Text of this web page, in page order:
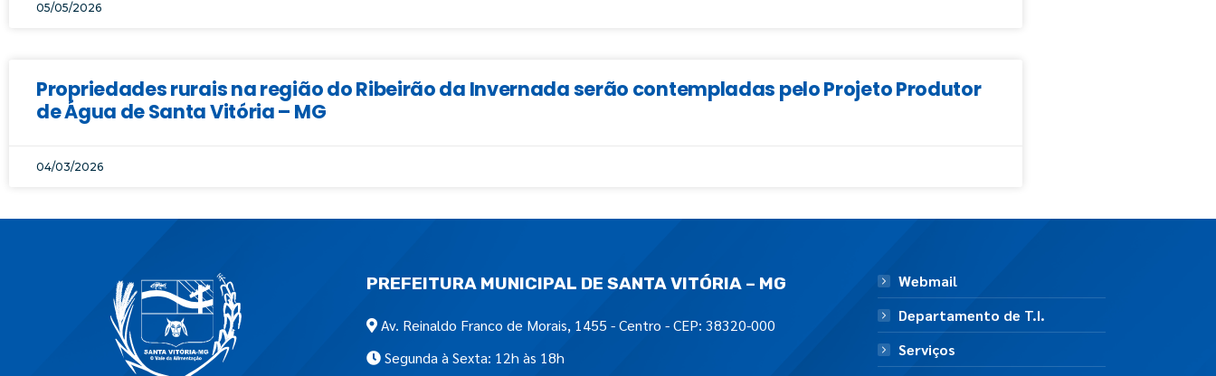
05/05/2026
Propriedades rurais na região do Ribeirão da Invernada serão contempladas pelo Projeto Produtor
de Água de Santa Vitória – MG
04/03/2026
PREFEITURA MUNICIPAL DE SANTA VITÓRIA – MG
Av. Reinaldo Franco de Morais, 1455 - Centro - CEP: 38320-000
Segunda à Sexta: 12h às 18h
Webmail
Departamento de T.I.
Serviços